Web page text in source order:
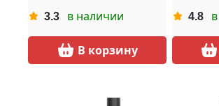
3.3 в наличии
В корзину
4.8